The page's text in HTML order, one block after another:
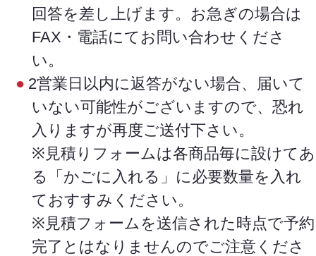
回答を差し上げます。お急ぎの場合は
FAX・電話にてお問い合わせくださ
い。
2営業日以内に返答がない場合、届いて
いない可能性がございますので、恐れ
入りますが再度ご送付下さい。
※見積りフォームは各商品毎に設けてあ
る「かごに入れる」に必要数量を入れ
ておすすみください。
※見積フォームを送信された時点で予約
完了とはなりませんのでご注意くださ